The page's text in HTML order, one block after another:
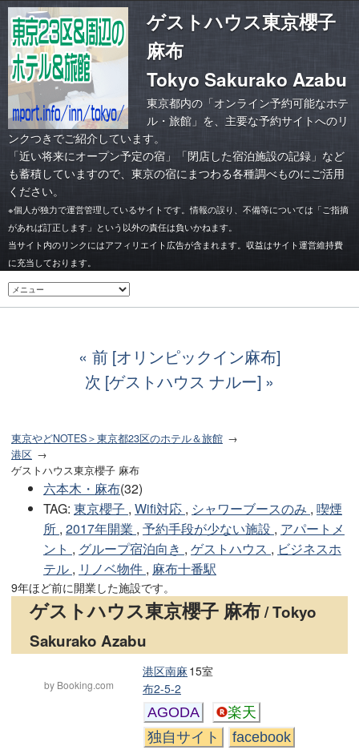
ゲストハウス東京櫻子
麻布
Tokyo Sakurako Azabu
東京都内の「オンライン予約可能なホテ
ル・旅館」を、主要な予約サイトへのリ
ンクつきでご紹介しています。
「近い将来にオープン予定の宿 」「閉店した宿泊施設の記録 」など
も蓄積していますので、東京の宿にまつわる各種調べものにご活用
ください。
※個人が独力で運営管理しているサイトです。情報の誤り、不備等については「ご指摘
があれば訂正します」という以外の責任は負いかねます。
当サイト内のリンクにはアフィリエイト広告が含まれます。収益はサイト運営維持費
に充当しております。
前 [オリンピックイン麻布]
次 [ゲストハウス ナルー]
東京やどNOTES＞東京都23区のホテル＆旅館
港区
ゲストハウス東京櫻子 麻布
六本木・麻布(32)
TAG: 東京櫻子 , Wifi対応 , シャワーブースのみ , 喫煙
所 , 2017年開業 , 予約手段が少ない施設 , アパートメ
ント , グループ宿泊向き , ゲストハウス , ビジネスホ
テル , リノベ物件 , 麻布十番駅
9年ほど前に開業した施設です。
ゲストハウス東京櫻子 麻布/ Tokyo
Sakurako Azabu
by Booking.com
15室
港区南麻
布2-5-2
AGODA
楽天
独自サイト
facebook